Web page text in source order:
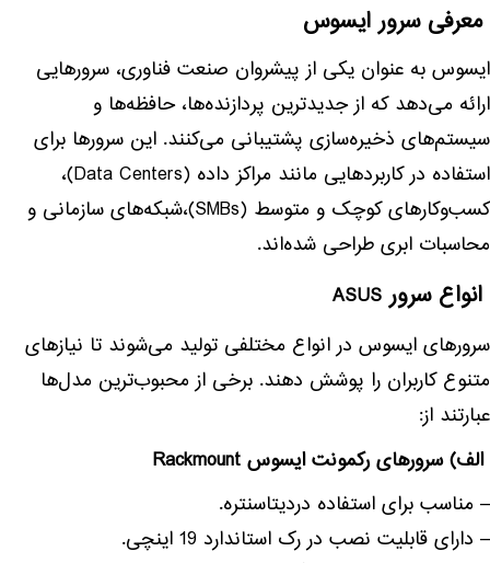
معرفی سرور ایسوس
ایسوس به عنوان یکی از پیشروان صنعت فناوری، سرورهایی
ارائه می‌دهد که از جدیدترین پردازنده‌ها، حافظه‌ها و
سیستم‌های ذخیره‌سازی پشتیبانی می‌کنند. این سرورها برای
استفاده در کاربردهایی مانند مراکز داده (Data Centers)،
کسب‌وکارهای کوچک و متوسط (SMBs)،شبکه‌های سازمانی و
محاسبات ابری طراحی شده‌اند.
انواع سرور ASUS
سرورهای ایسوس در انواع مختلفی تولید می‌شوند تا نیازهای
متنوع کاربران را پوشش دهند. برخی از محبوب‌ترین مدل‌ها
عبارتند از:
الف) سرورهای رکمونت ایسوس Rackmount
– مناسب برای استفاده دردیتاسنتره.
– دارای قابلیت نصب در رک استاندارد 19 اینچی.